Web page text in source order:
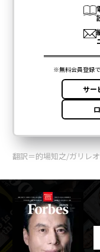
翻訳＝的場知之/ガリレオ